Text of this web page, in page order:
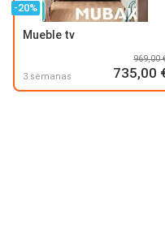
-20%
Mueble tv
3 semanas
969,00
735,00